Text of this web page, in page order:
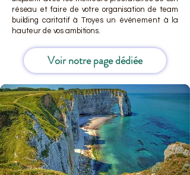
réseau et faire de votre organisation de team
building caritatif à Troyes un événement à la
hauteur de vos ambitions.
Voir notre page dédiée